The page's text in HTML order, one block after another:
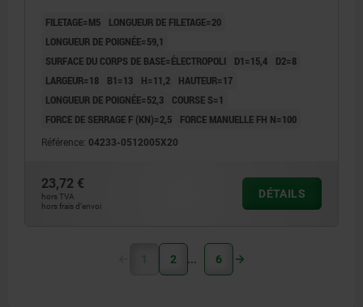
FILETAGE=M5
LONGUEUR DE FILETAGE=20
LONGUEUR DE POIGNÉE=59,1
SURFACE DU CORPS DE BASE=ÉLECTROPOLI
D1=15,4
D2=8
LARGEUR=18
B1=13 H=11,2
HAUTEUR=17
LONGUEUR DE POIGNÉE=52,3
COURSE S=1
FORCE DE SERRAGE F (KN)=2,5
FORCE MANUELLE FH N=100
Référence: 04233-0512005X20
23,72 €
hors TVA
hors frais d’envoi
DÉTAILS
1 2 6